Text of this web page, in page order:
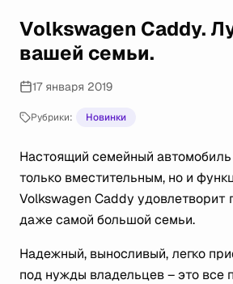
Volkswagen Caddy.
вашей семьи.
17 января 2019
Рубрики: Новинки
Настоящий семейный
только вместительным, но и
Volkswagen Caddy удовлетворит
даже самой большой семьи.
Надежный, выносливый, легко
под нужды владельцев – это все